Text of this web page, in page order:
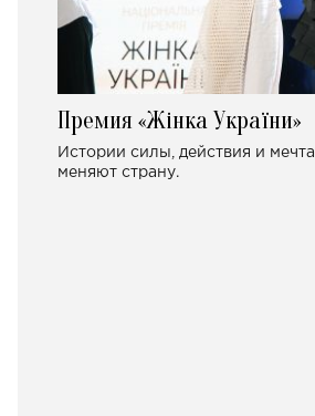
Премия «Жінка України»
Истории силы, действия и
меняют страну.